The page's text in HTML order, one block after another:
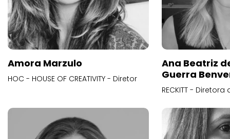
Amora Marzulo
HOC - HOUSE OF CREATIVITY - Diretor
Ana Beatriz
Guerra
RECKITT -